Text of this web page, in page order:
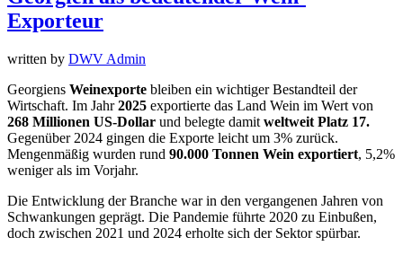
Exporteur
written by DWV Admin
Georgiens Weinexporte bleiben ein wichtiger Bestandteil der
Wirtschaft. Im Jahr2025 exportierte das Land Wein im Wert von
268 Millionen US-Dollar und belegte damit weltweit Platz 17.
Gegenüber 2024 gingen die Exporte leicht um 3% zurück.
Mengenmäßig wurden rund 90.000 Tonnen Wein exportiert, 5,2%
weniger als im Vorjahr.
Die Entwicklung der Branche war in den vergangenen Jahren von
Schwankungen geprägt. Die Pandemie führte 2020 zu Einbußen,
doch zwischen 2021 und 2024 erholte sich der Sektor spürbar.